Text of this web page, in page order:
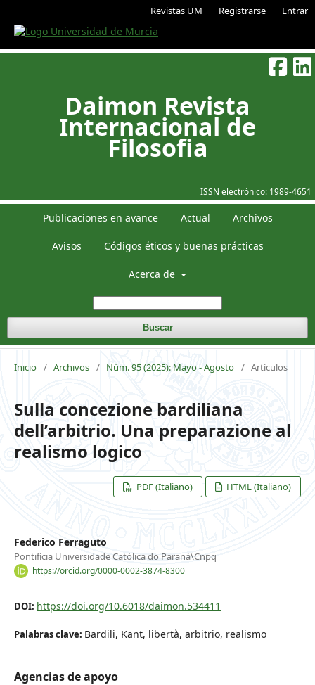
Revistas UM Registrarse Entrar
ISSN electrónico: 1989-4651
Daimon Revista
Internacional de
Filosofia
Publicaciones en avance Actual Archivos
Avisos Códigos éticos y buenas prácticas
Acerca de
Buscar
Inicio / Archivos / Núm. 95 (2025): Mayo - Agosto / Artículos
Sulla concezione bardiliana
dell’arbitrio. Una preparazione al
realismo logico
PDF (Italiano) HTML (Italiano)
Federico Ferraguto
Pontifícia Universidade Católica do Paraná\Cnpq
https://orcid.org/0000-0002-3874-8300
DOI: https://doi.org/10.6018/daimon.534411
Palabras clave: Bardili, Kant, libertà, arbitrio, realismo
Agencias de apoyo